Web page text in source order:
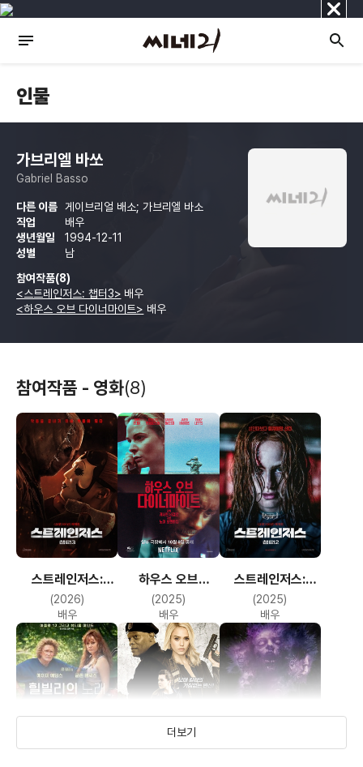
닫
기
인물
가브리엘 바쏘
Gabriel Basso
다른 이름 게이브리얼 배소; 가브리엘 바소
직업
배우
생년월일
1994-12-11
성별
남
참여작품(8)
<스트레인저스: 챕터3> 배우
<하우스 오브 다이너마이트> 배우
참여작품 - 영화(8)
스트레인저스:
챕터3
(2026)
배우
하우스 오브
다이너마이트
(2025)
배우
스트레인저스:
챕터2
(2025)
배우
더보기